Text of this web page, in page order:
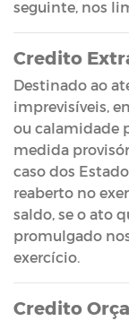
seguinte, nos
Credito
Destinado ao
imprevisíveis,
ou calamidade
medida
caso dos
reaberto no
saldo, se o ato
promulgado
exercício.
Credito